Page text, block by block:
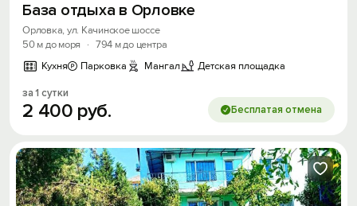
База отдыха в Орловке
Орловка, ул. Качинское шоссе
50 м до моря
· 794 м до центра
Кухня
Парковка Мангал Детская площадка
за 1 сутки
2 400 руб. Бесплатая отмена